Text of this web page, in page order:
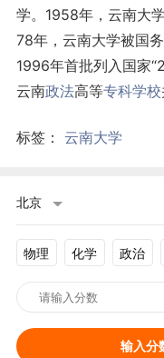
学。1958年，云南大
78年，云南大学被国
1996年首批列入国家
云南政法高等专科学校
标签： 云南大学
北京
物理 化学 政治
输入分